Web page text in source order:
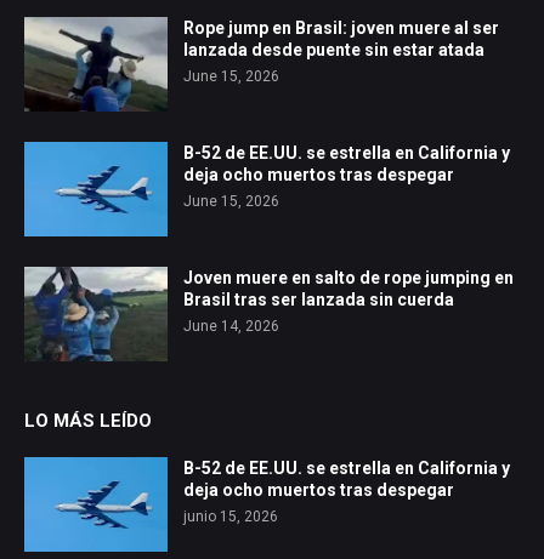
Rope jump en Brasil: joven muere al ser
lanzada desde puente sin estar atada
June 15, 2026
B-52 de EE.UU. se estrella en California y
deja ocho muertos tras despegar
June 15, 2026
Joven muere en salto de rope jumping en
Brasil tras ser lanzada sin cuerda
June 14, 2026
LO MÁS LEÍDO
B-52 de EE.UU. se estrella en California y
deja ocho muertos tras despegar
junio 15, 2026